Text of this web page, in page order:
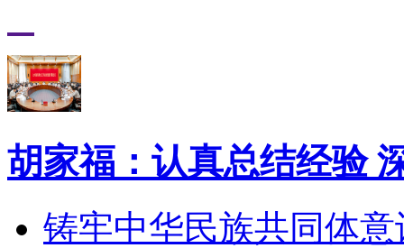
胡家福：认真总结经验
铸牢中华民族共同体